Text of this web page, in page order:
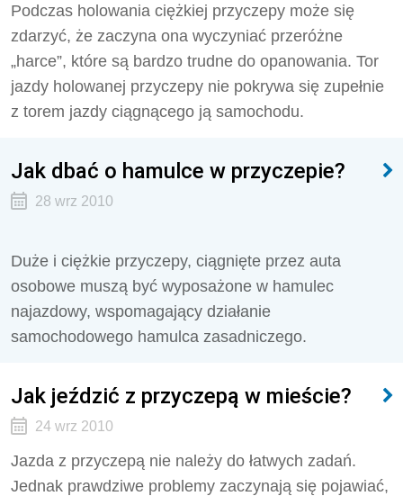
Podczas holowania ciężkiej przyczepy może się
zdarzyć, że zaczyna ona wyczyniać przeróżne
„harce”, które są bardzo trudne do opanowania. Tor
jazdy holowanej przyczepy nie pokrywa się zupełnie
z torem jazdy ciągnącego ją samochodu.
Jak dbać o hamulce w przyczepie?
28 wrz 2010
Duże i ciężkie przyczepy, ciągnięte przez auta
osobowe muszą być wyposażone w hamulec
najazdowy, wspomagający działanie
samochodowego hamulca zasadniczego.
Jak jeździć z przyczepą w mieście?
24 wrz 2010
Jazda z przyczepą nie należy do łatwych zadań.
Jednak prawdziwe problemy zaczynają się pojawiać,